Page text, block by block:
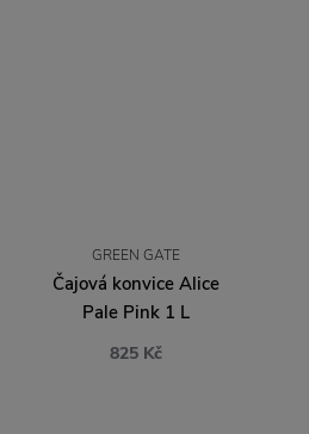
GREEN GATE
Čajová konvice Alice
Pale Pink 1 L
825 Kč